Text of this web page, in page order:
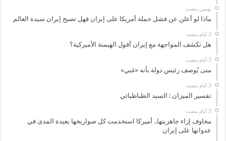
‏يومين مضت
ماذا لو أعلن عن فشل حملة أمريكا على إيران فهل تصبح إيران سيدة العالم
هل تكشف المواجهة مع إيران أفول الهيمنة الأميركية؟
متى يُوصف رئيس دولة بأنه «غبي»
تفسير الميزان : السيد الطباطبائي
مخاوف إزاء جاهزيتها.. أميركا استخدمت كل صواريخها بعيدة المدى في
عدوانها على إيران